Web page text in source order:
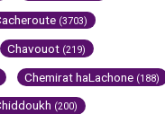
(3703)
Chavouot (219)
Chemirat haLachone (188)
(200)